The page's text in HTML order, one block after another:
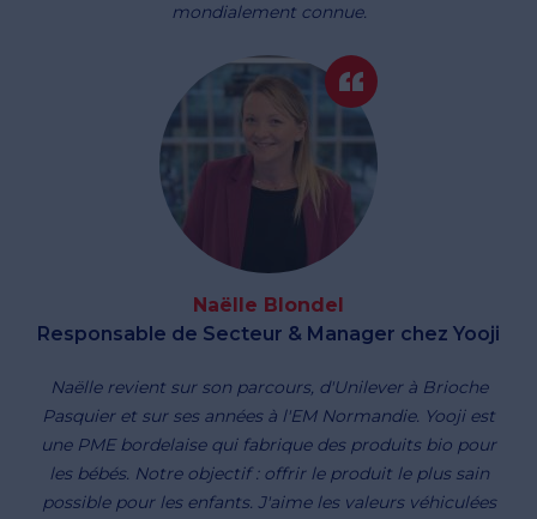
mondialement connue.
Naëlle Blondel
Responsable de Secteur & Manager chez Yooji
Naëlle revient sur son parcours, d'Unilever à Brioche
Pasquier et sur ses années à l'EM Normandie. Yooji est
une PME bordelaise qui fabrique des produits bio pour
les bébés. Notre objectif : offrir le produit le plus sain
possible pour les enfants. J'aime les valeurs véhiculées